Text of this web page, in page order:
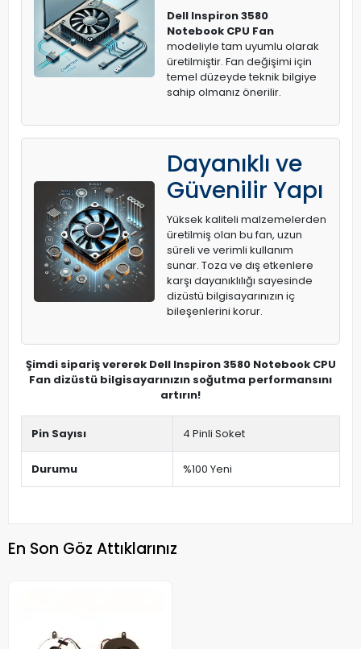
Dell Inspiron 3580
Notebook CPU Fan
modeliyle tam uyumlu olarak
üretilmiştir. Fan değişimi için
temel düzeyde teknik bilgiye
sahip olmanız önerilir.
Dayanıklı ve
Güvenilir Yapı
Yüksek kaliteli malzemelerden
üretilmiş olan bu fan, uzun
süreli ve verimli kullanım
sunar. Toza ve dış etkenlere
karşı dayanıklılığı sayesinde
dizüstü bilgisayarınızın iç
bileşenlerini korur.
Şimdi sipariş vererek Dell Inspiron 3580 Notebook CPU
Fan dizüstü bilgisayarınızın soğutma performansını
artırın!
Pin Sayısı 4 Pinli Soket
Durumu %100 Yeni
En Son Göz Attıklarınız